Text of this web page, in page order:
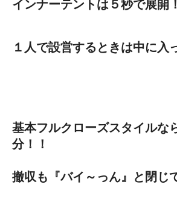
インナーテントは５秒で展開！
１人で設営するときは中に入
基本フルクローズスタイルな
分！！
撤収も『バイ～っん』と閉じ